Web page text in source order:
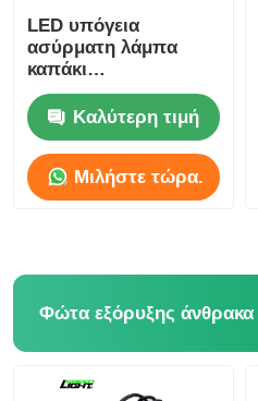
LED υπόγεια
ασύρματη λάμπα
καπάκι
επαναφορτιζόμενο
για την εξόρυξη
15000lux 6.8Ah IP68
Καλύτερη τιμή
Μιλήστε τώρα.
Φώτα εξόρυξης άνθρακα